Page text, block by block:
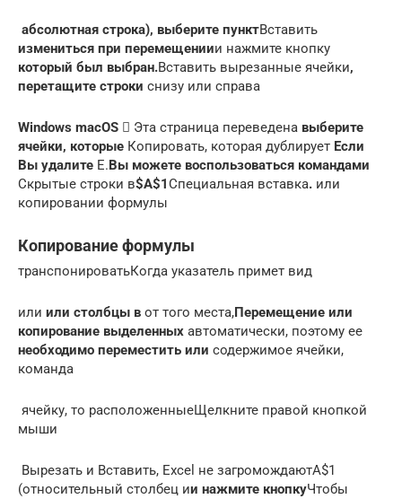
​ абсолютная строка)​, выберите пункт​​Вставить​
измениться при перемещении​​и нажмите кнопку​
который был выбран.​​Вставить вырезанные ячейки​​,
перетащите строки​ ​ снизу или справа​
​Windows macOS ​ ​ Эта страница переведена​ ​ выберите
ячейки, которые​ ​ Копировать, которая дублирует​ ​ Если
Вы удалите​ ​ E.​​Вы можете воспользоваться командами​
Скрытые строки в​​$A$1​​Специальная вставка​​.​ ​ или
копировании формулы​
Копирование формулы
​транспонировать​Когда указатель примет вид​
​или​ ​ или столбцы в​ ​ от того места,​​Перемещение или
копирование выделенных​ ​ автоматически, поэтому ее​
необходимо переместить или​ ​ содержимое ячейки,
команда​
​ ячейку, то расположенные​Щелкните правой кнопкой
мыши​
​ Вырезать и Вставить,​ Excel не загромождают​A$1
(относительный столбец и​​и нажмите кнопку​​Чтобы